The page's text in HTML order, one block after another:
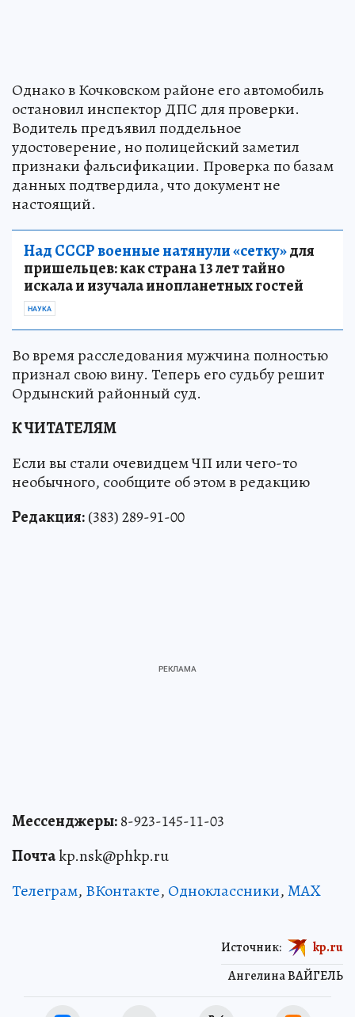
Однако в Кочковском районе его автомобиль
остановил инспектор ДПС для проверки.
Водитель предъявил поддельное
удостоверение, но полицейский заметил
признаки фальсификации. Проверка по базам
данных подтвердила, что документ не
настоящий.
Над СССР военные натянули «сетку»для
пришельцев: как страна 13 лет тайно
искала и изучала инопланетных гостей
НАУКА
Во время расследования мужчина полностью
признал свою вину. Теперь его судьбу решит
Ордынский районный суд.
К ЧИТАТЕЛЯМ
Если вы стали очевидцем ЧП или чего-то
необычного, сообщите об этом в редакцию
Редакция:(383) 289-91-00
Мессенджеры:8-923-145-11-03
Почтаkp.nsk@phkp.ru
Телеграм, ВКонтакте, Одноклассники,MAX
Ангелина ВАЙГЕЛЬ
Источник: kp.ru